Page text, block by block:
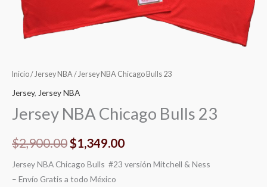
Inicio/Jersey NBA/ Jersey NBA Chicago Bulls 23
Jersey, Jersey NBA
Jersey NBA Chicago Bulls 23
$2,900.00$1,349.00
Jersey NBA Chicago Bulls #23 versión Mitchell & Ness
– Envío Gratis a todo México